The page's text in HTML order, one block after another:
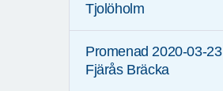
Tjolöholm
Promenad 2020-03-23
Fjärås Bräcka